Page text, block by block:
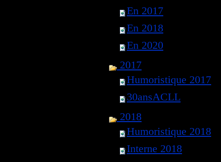
En 2017
En 2018
En 2020
2017
Humoristique 2017
30ansACLL
2018
Humoristique 2018
Interne 2018